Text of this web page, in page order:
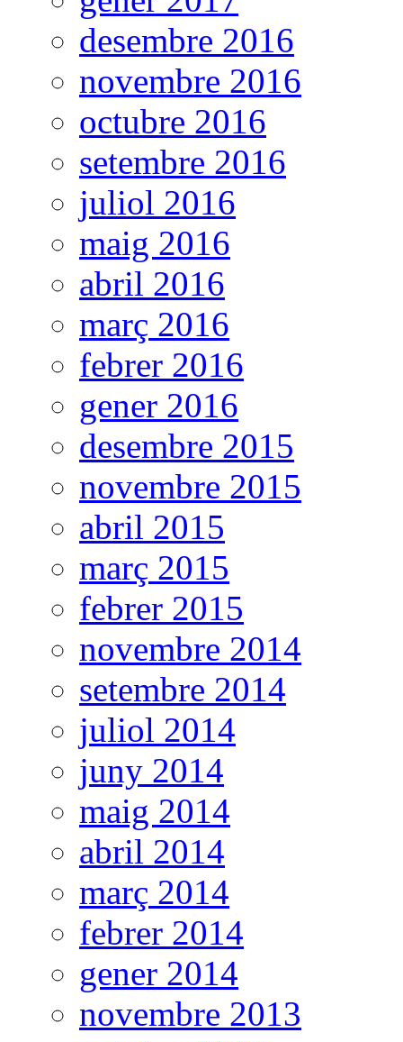
desembre 2016
novembre 2016
octubre 2016
setembre 2016
juliol 2016
maig 2016
abril 2016
març 2016
febrer 2016
gener 2016
desembre 2015
novembre 2015
abril 2015
març 2015
febrer 2015
novembre 2014
setembre 2014
juliol 2014
juny 2014
maig 2014
abril 2014
març 2014
febrer 2014
gener 2014
novembre 2013